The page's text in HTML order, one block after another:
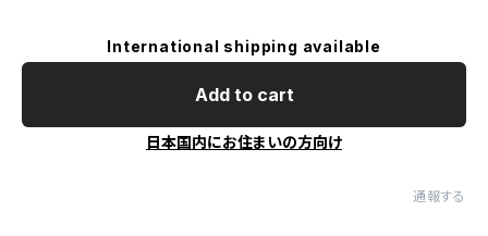
International shipping available
Add to cart
日本国内にお住まいの方向け
通報する